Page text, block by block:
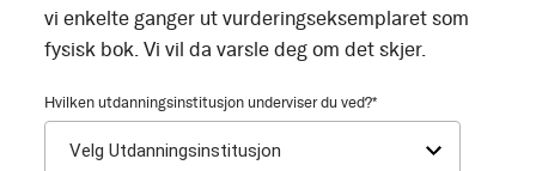
vi enkelte ganger ut vurderingseksemplaret som
fysisk bok. Vi vil da varsle deg om det skjer.
Hvilken utdanningsinstitusjon underviser du ved?*